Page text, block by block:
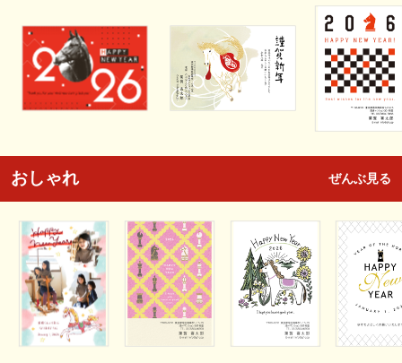
おしゃれ ぜんぶ見る